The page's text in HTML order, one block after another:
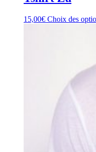
15,00€ Choix des